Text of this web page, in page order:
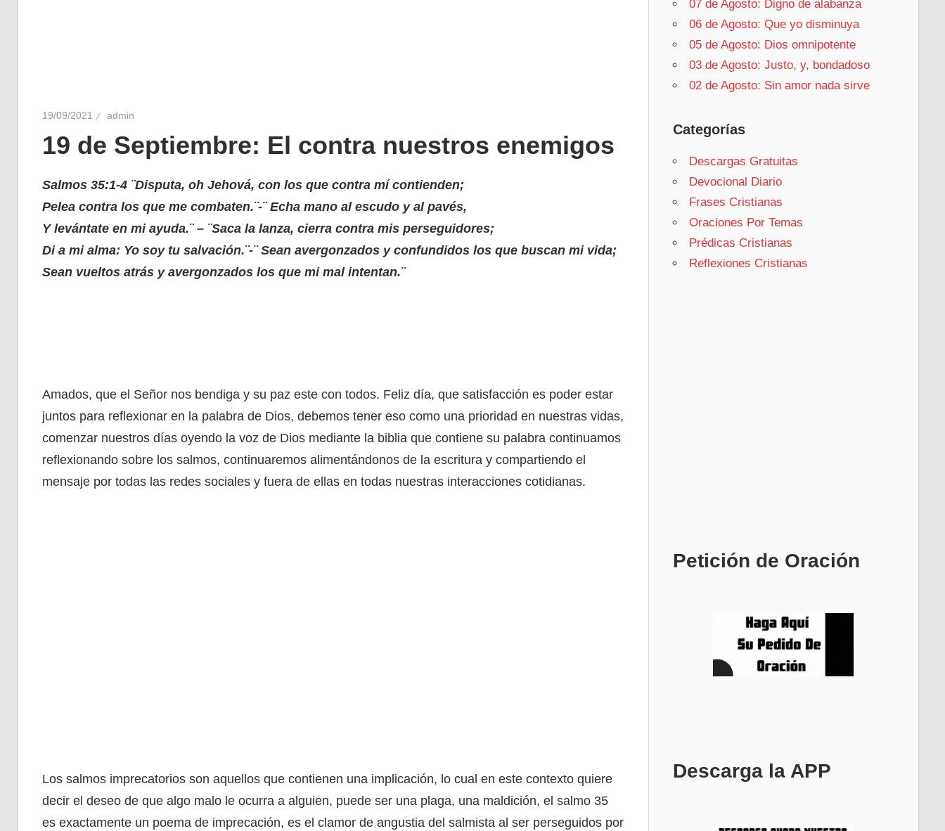
19/09/2021 admin
19 de Septiembre: El contra nuestros enemigos
Salmos 35:1-4 ¨Disputa, oh Jehová, con los que contra mí contienden;
Pelea contra los que me combaten.¨-¨ Echa mano al escudo y al pavés,
Y levántate en mi ayuda.¨ – ¨Saca la lanza, cierra contra mis perseguidores;
Di a mi alma: Yo soy tu salvación.¨-¨ Sean avergonzados y confundidos los que buscan mi vida;
Sean vueltos atrás y avergonzados los que mi mal intentan.¨
Amados, que el Señor nos bendiga y su paz este con todos. Feliz día, que satisfacción es poder estar
juntos para reflexionar en la palabra de Dios, debemos tener eso como una prioridad en nuestras vidas,
comenzar nuestros días oyendo la voz de Dios mediante la biblia que contiene su palabra continuamos
reflexionando sobre los salmos, continuaremos alimentándonos de la escritura y compartiendo el
mensaje por todas las redes sociales y fuera de ellas en todas nuestras interacciones cotidianas.
Los salmos imprecatorios son aquellos que contienen una implicación, lo cual en este contexto quiere
decir el deseo de que algo malo le ocurra a alguien, puede ser una plaga, una maldición, el salmo 35
es exactamente un poema de imprecación, es el clamor de angustia del salmista al ser perseguidos por
07 de Agosto: Digno de alabanza
06 de Agosto: Que yo disminuya
05 de Agosto: Dios omnipotente
03 de Agosto: Justo, y, bondadoso
02 de Agosto: Sin amor nada sirve
Categorías
Descargas Gratuitas
Devocional Diario
Frases Cristianas
Oraciones Por Temas
Prédicas Cristianas
Reflexiones Cristianas
Petición de Oración
Descarga la APP